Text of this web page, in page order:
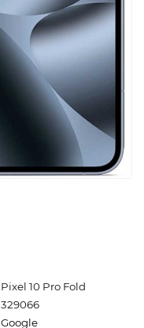
Pixel 10 Pro Fold
329066
Google